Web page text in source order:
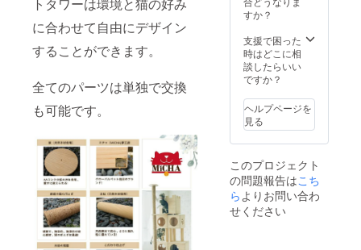
に合わせて自由にデザイン
することができます。
全てのパーツは単独で交換
も可能です。
さい。
板
*30cm*
1.8cm
）2枚
丸板
*1.8cm
）２枚
そのほ
か（ネ
パック
・日本
全国一
律送料
込み ・
すか？
支援で困った
時はどこに相
談したらいい
ですか？
ヘルプページを
見る
このプロジェクト
の問題報告はこち
ら よりお問い合わ
せください